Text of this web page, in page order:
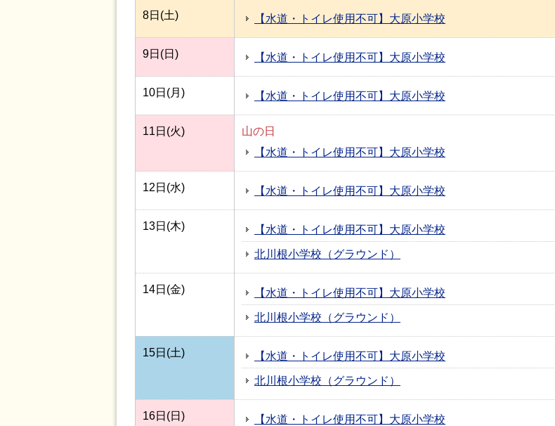
8日(土) 【水道・トイレ使用不可】大原小学校
9日(日) 【水道・トイレ使用不可】大原小学校
10日(月) 【水道・トイレ使用不可】大原小学校
11日(火)
山の日
【水道・トイレ使用不可】大原小学校
12日(水) 【水道・トイレ使用不可】大原小学校
13日(木) 【水道・トイレ使用不可】大原小学校
北川根小学校（グラウンド）
14日(金) 【水道・トイレ使用不可】大原小学校
北川根小学校（グラウンド）
15日(土) 【水道・トイレ使用不可】大原小学校
北川根小学校（グラウンド）
16日(日) 【水道・トイレ使用不可】大原小学校